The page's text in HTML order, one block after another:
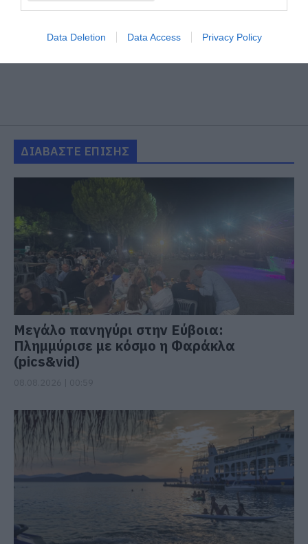
Data Deletion Data Access Privacy Policy
ΔΙΑΒΑΣΤΕ ΕΠΙΣΗΣ
Μεγάλο πανηγύρι στην Εύβοια:
Πλημμύρισε με κόσμο η Φαράκλα
(pics&vid)